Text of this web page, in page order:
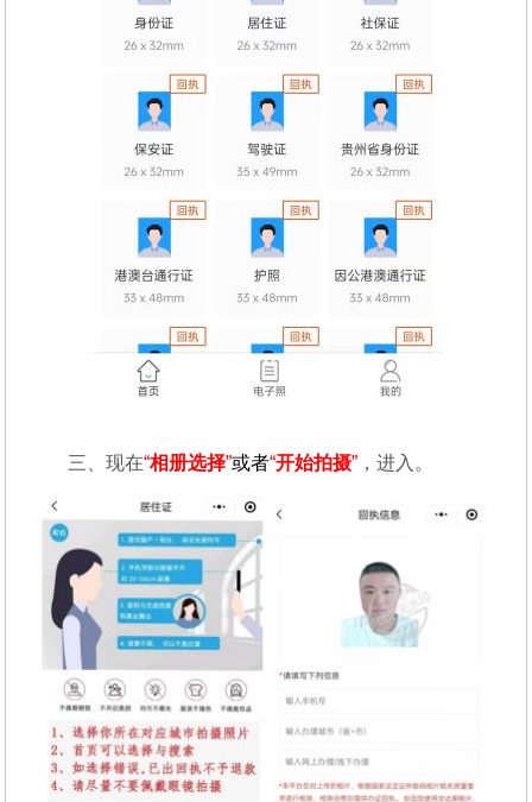
三、现在“相册选择”或者“开始拍摄” ，进入。